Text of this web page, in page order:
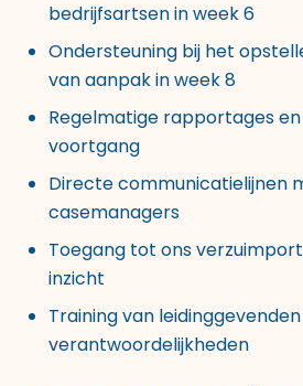
bedrijfsartsen in week 6
Ondersteuning bij het
van aanpak in week 8
Regelmatige rapportages
voortgang
Directe communicatielijnen
casemanagers
Toegang tot ons
inzicht
Training van
verantwoordelijkheden